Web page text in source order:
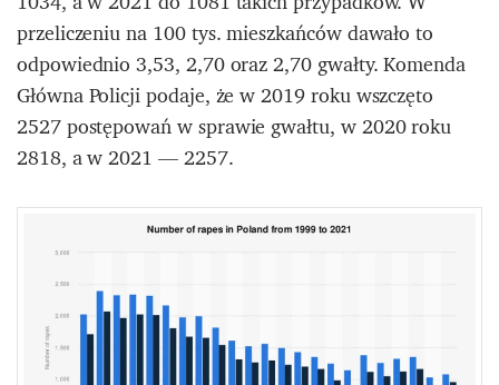
przeliczeniu na 100 tys. mieszkańców dawało to
odpowiednio 3,53, 2,70 oraz 2,70 gwałty. Komenda
Główna Policji podaje, że w 2019 roku wszczęto
2527 postępowań w sprawie gwałtu, w 2020 roku
2818, a w 2021 — 2257.